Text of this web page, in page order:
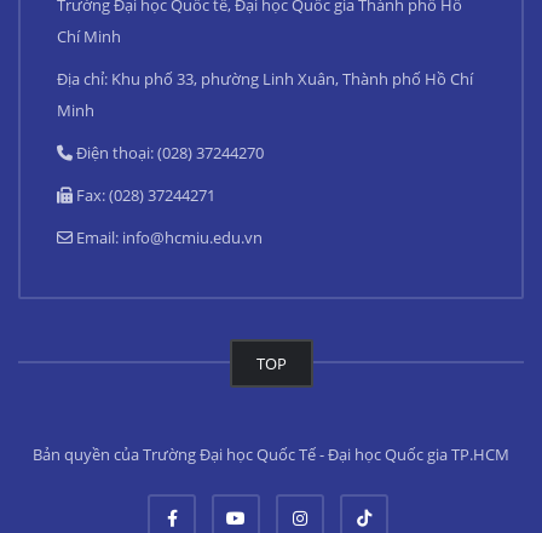
Trường Đại học Quốc tế, Đại học Quốc gia Thành phố Hồ
Chí Minh
Địa chỉ: Khu phố 33, phường Linh Xuân, Thành phố Hồ Chí
Minh
Điện thoại: (028) 37244270
Fax: (028) 37244271
Email: info@hcmiu.edu.vn
TOP
Bản quyền của Trường Đại học Quốc Tế - Đại học Quốc gia TP.HCM